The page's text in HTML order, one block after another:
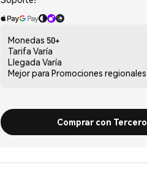
Monedas 50+
Tarifa Varía
Llegada Varía
Mejor para Promociones regionales
Comprar con Tercero